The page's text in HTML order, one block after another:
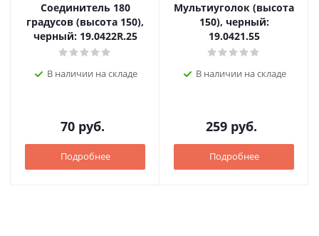
Соединитель 180
градусов (высота 150),
черный: 19.0422R.25
В наличии на складе
70 руб.
Подробнее
Мультиуголок (высота
150), черный:
19.0421.55
В наличии на складе
259 руб.
Подробнее